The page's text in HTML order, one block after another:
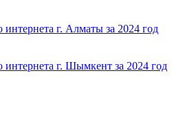
г. Алматы за 2024 год
интернета г. Шымкент за 2024 год